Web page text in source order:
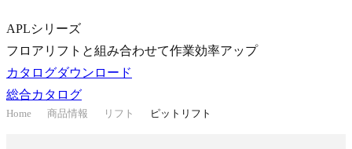
APLシリーズ
フロアリフトと組み合わせて作業効率アップ
カタログダウンロード
総合カタログ
Home 商品情報 リフト ピットリフト